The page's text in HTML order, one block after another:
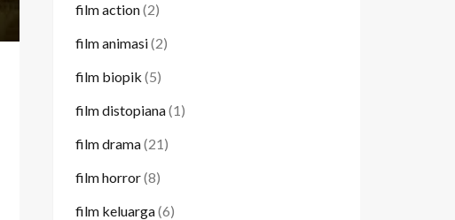
film action(2)
film animasi(2)
film biopik (5)
film distopiana(1)
film drama(21)
film horror(8)
film keluarga(6)